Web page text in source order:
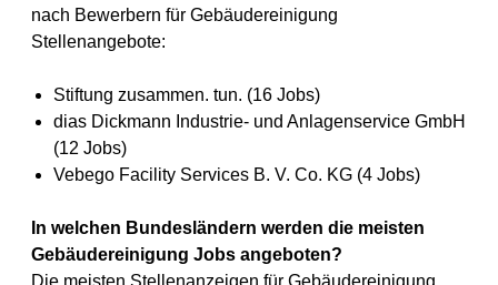
nach Bewerbern für Gebäudereinigung
Stellenangebote:
Stiftung zusammen. tun. (16 Jobs)
dias Dickmann Industrie- und Anlagenservice GmbH
(12 Jobs)
Vebego Facility Services B. V. Co. KG (4 Jobs)
In welchen Bundesländern werden die meisten
Gebäudereinigung Jobs angeboten?
Die meisten Stellenanzeigen für Gebäudereinigung